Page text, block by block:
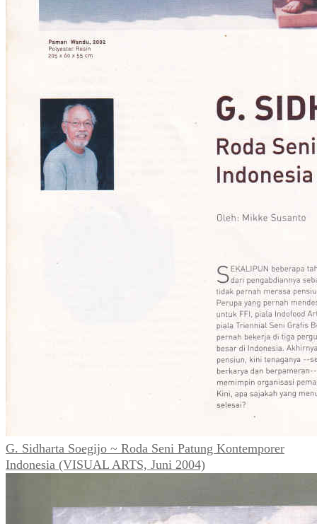
G. Sidharta Soegijo ~ Roda Seni Patung Kontemporer
Indonesia (VISUAL ARTS, Juni 2004)